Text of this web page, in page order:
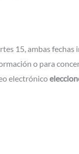
15, ambas fechas
o para
electrónico